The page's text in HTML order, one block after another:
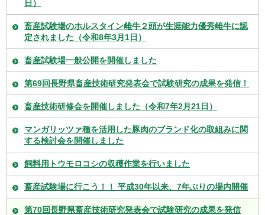
日）
畜産試験場のホルスタイン雌牛２頭が生涯能力優秀雌牛に認
定されました（令和8年3月1日）
畜産試験場一般公開を開催しました
第69回長野県畜産技術研究発表会で試験研究の成果を発信！
畜産技術研修会を開催しました（令和7年2月21日）
マンガリッツァ種を活用した豚肉のブランド化の取組みに関
する検討会を開催しました
飼料用トウモロコシの収穫作業を行いました
畜産試験場に行こう！！ 平成30年以来、7年ぶりの場内開催
第70回長野県畜産技術研究発表会で試験研究の成果を発信